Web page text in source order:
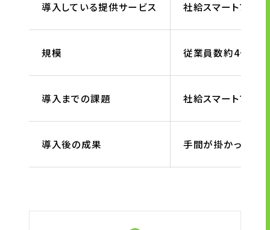
導入している提供サービス 社給スマートフォ
規模 従業員数約4千人
導入までの課題 社給スマートフォ
導入後の成果 手間が掛かってい